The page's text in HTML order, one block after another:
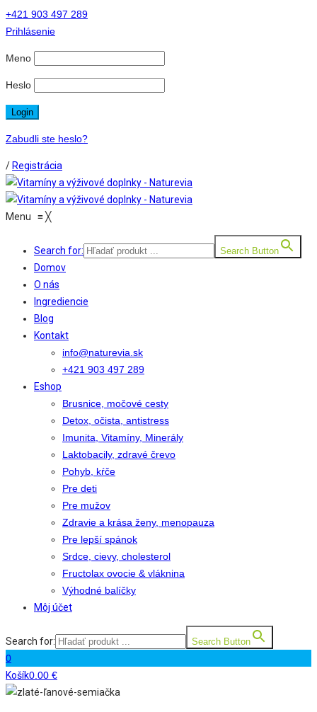
+421 903 497 289
Prihlásenie
Meno
Heslo
Zabudli ste heslo?
/ Registrácia
Menu ≡╳
Search for: Search Button
Domov
O nás
Ingrediencie
Blog
Kontakt
info@naturevia.sk
+421 903 497 289
Eshop
Brusnice, močové cesty
Detox, očista, antistress
Imunita, Vitamíny, Minerály
Laktobacily, zdravé črevo
Pohyb, kŕče
Pre deti
Pre mužov
Zdravie a krása ženy, menopauza
Pre lepší spánok
Srdce, cievy, cholesterol
Fructolax ovocie & vláknina
Výhodné balíčky
Môj účet
Search for: Search Button
0
Košík0.00 €